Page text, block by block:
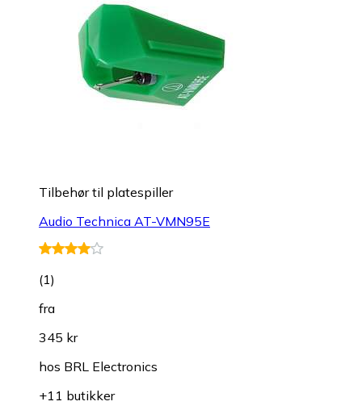
Tilbehør til platespiller
Audio Technica AT-VMN95E
(1)
fra
345 kr
hos BRL Electronics
+11 butikker